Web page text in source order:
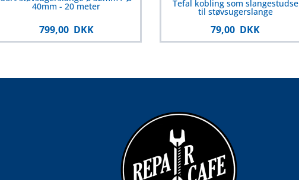
40mm - 20 meter
799,00 DKK
Tefal kobling som slangestudse
til støvsugerslange
79,00 DKK